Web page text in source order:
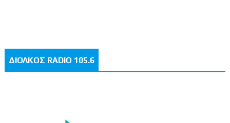
ΔΙΟΛΚΟΣ RADIO 105.6